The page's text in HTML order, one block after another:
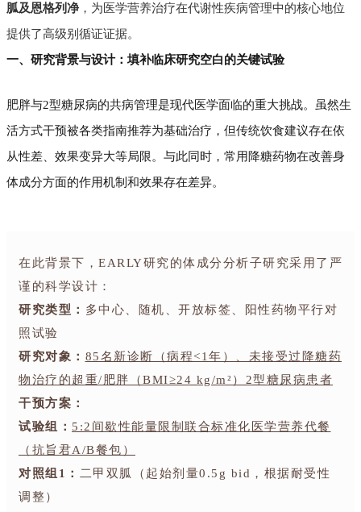
胍及恩格列净 ，为医学营养治疗在代谢性疾病管理中的核心地位
提供了高级别循证证据。
一、研究背景与设计：填补临床研究空白的关键试验
肥胖与2型糖尿病的共病管理是现代医学面临的重大挑战。虽然生
活方式干预被各类指南推荐为基础治疗，但传统饮食建议存在依
从性差、效果变异大等局限。与此同时，常用降糖药物在改善身
体成分方面的作用机制和效果存在差异。
在此背景下，EARLY研究的体成分分析子研究采用了严
谨的科学设计：
研究类型： 多中心、随机、开放标签、阳性药物平行对
照试验
研究对象： 85名新诊断（病程<1年）、未接受过降糖药
物治疗的超重/肥胖（BMI≥24 kg/m²）2型糖尿病患者
干预方案：
试验组： 5:2间歇性能量限制联合标准化医学营养代餐
（抗旨君A/B餐包）
对照组1：
二甲双胍（起始剂量0.5g bid，根据耐受性
调整）